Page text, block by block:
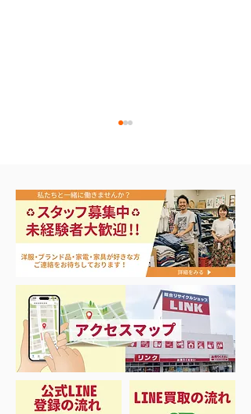
バカラ シャンパングラ
ス買取！